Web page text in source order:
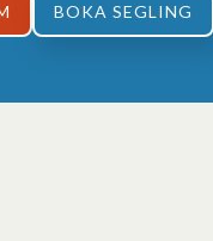
BOKA SEGLING